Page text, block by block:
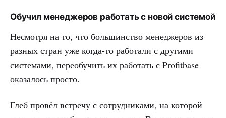
Обучил менеджеров работать с новой системой
Несмотря на то, что большинство менеджеров из
разных стран уже когда-то работали с другими
системами, переобучить их работать с Profitbase
оказалось просто.
Глеб провёл встречу с сотрудниками, на которой